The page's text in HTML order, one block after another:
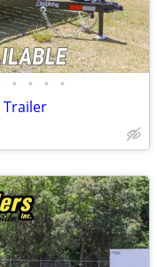
• • • •
Trailer